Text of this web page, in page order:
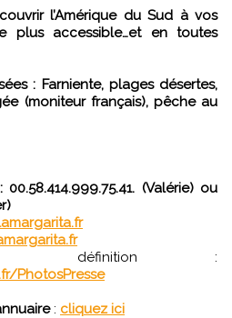
l’Amérique du Sud à vos
plus accessible…et en toutes
: Farniente, plages désertes,
(moniteur français), pêche au
(Valérie) ou
définition :
PhotosPresse
: cliquez ici